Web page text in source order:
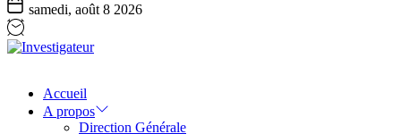
samedi, août 8 2026
Accueil
A propos
Direction Générale